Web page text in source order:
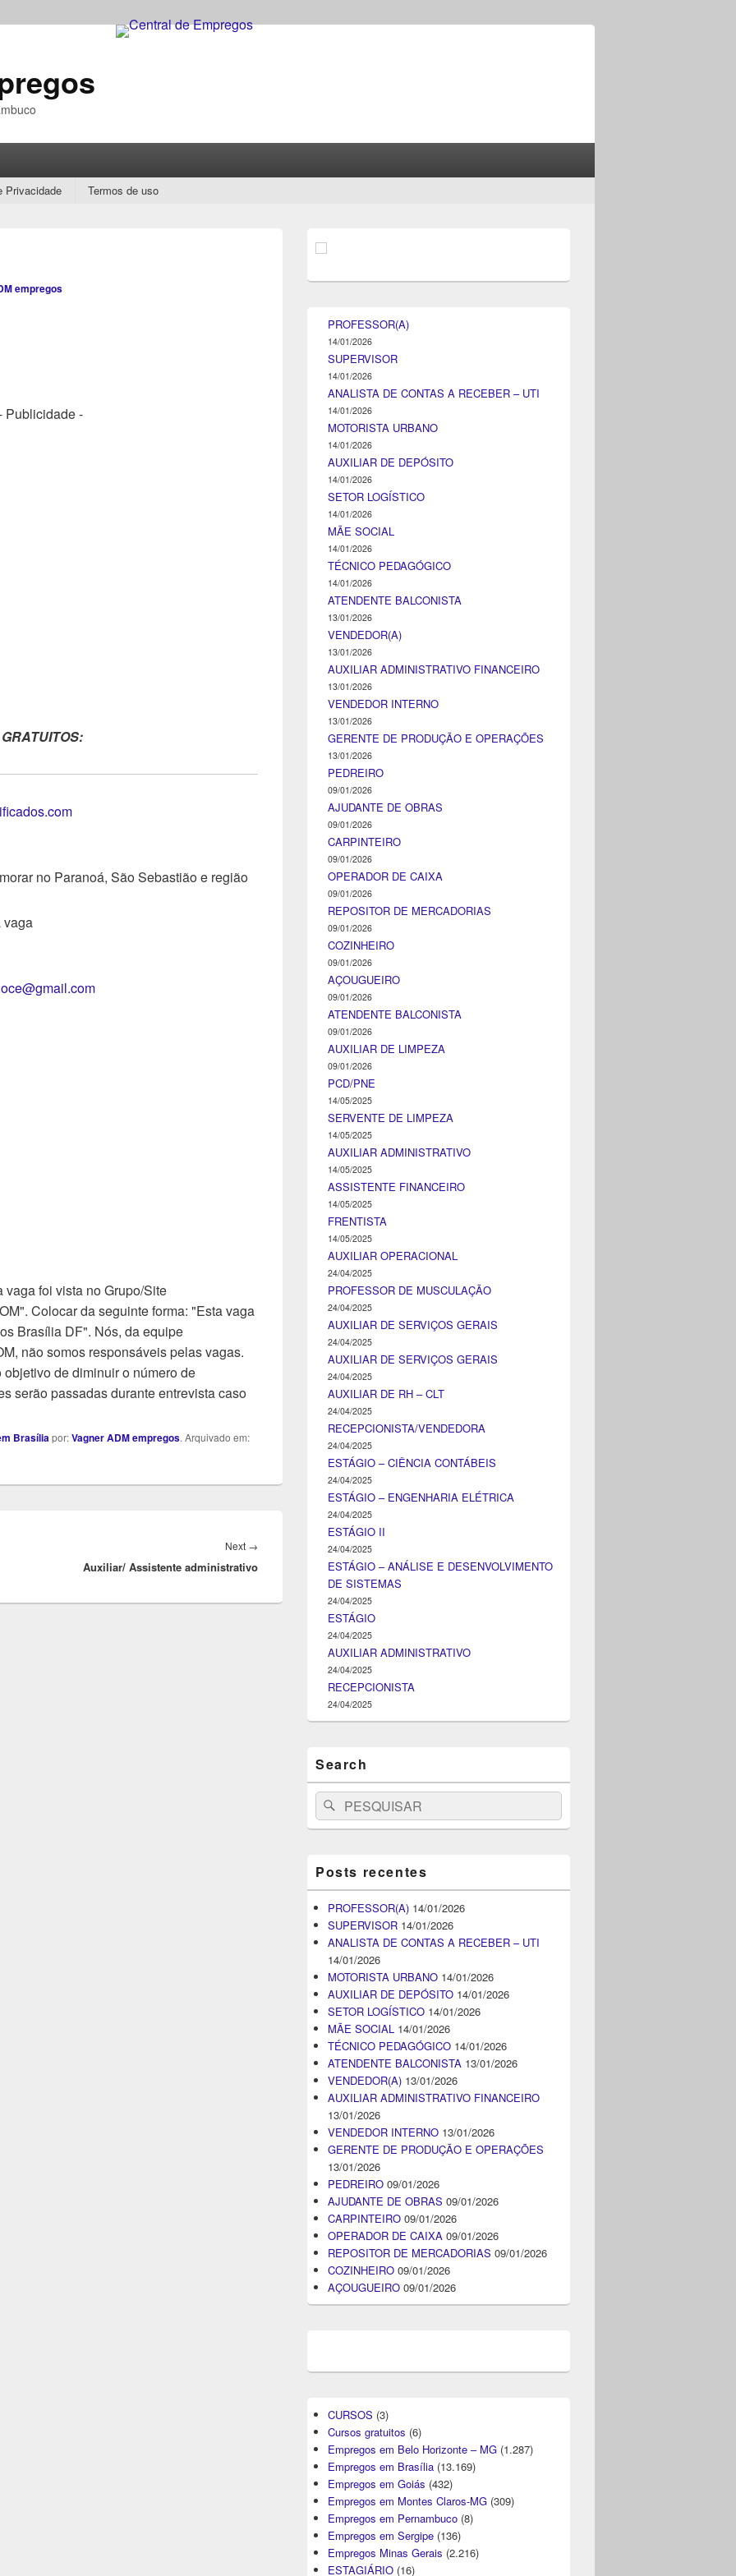
Privacidade Termos de uso
empregos
Publicidade -
no Paranoá, São Sebastião e região
vaga
vaga foi vista no Grupo/Site
Colocar da seguinte forma: "Esta vaga
Brasília DF". Nós, da equipe
não somos responsáveis pelas vagas.
de diminuir o número de
serão passadas durante entrevista caso
Brasíliapor:Vagner ADM empregos. Arquivado em:
Next →
post:
Auxiliar/ Assistente administrativo
da
lateral
PROFESSOR(A)
14/01/2026
SUPERVISOR
14/01/2026
ANALISTA DE CONTAS A RECEBER – UTI
14/01/2026
MOTORISTA URBANO
14/01/2026
AUXILIAR DE DEPÓSITO
14/01/2026
SETOR LOGÍSTICO
14/01/2026
MÃE SOCIAL
14/01/2026
TÉCNICO PEDAGÓGICO
14/01/2026
ATENDENTE BALCONISTA
13/01/2026
VENDEDOR(A)
13/01/2026
AUXILIAR ADMINISTRATIVO FINANCEIRO
13/01/2026
VENDEDOR INTERNO
13/01/2026
GERENTE DE PRODUÇÃO E OPERAÇÕES
13/01/2026
PEDREIRO
09/01/2026
AJUDANTE DE OBRAS
09/01/2026
CARPINTEIRO
09/01/2026
OPERADOR DE CAIXA
09/01/2026
REPOSITOR DE MERCADORIAS
09/01/2026
COZINHEIRO
09/01/2026
AÇOUGUEIRO
09/01/2026
ATENDENTE BALCONISTA
09/01/2026
AUXILIAR DE LIMPEZA
09/01/2026
PCD/PNE
14/05/2025
SERVENTE DE LIMPEZA
14/05/2025
AUXILIAR ADMINISTRATIVO
14/05/2025
ASSISTENTE FINANCEIRO
14/05/2025
FRENTISTA
14/05/2025
AUXILIAR OPERACIONAL
24/04/2025
PROFESSOR DE MUSCULAÇÃO
24/04/2025
AUXILIAR DE SERVIÇOS GERAIS
24/04/2025
AUXILIAR DE SERVIÇOS GERAIS
24/04/2025
AUXILIAR DE RH – CLT
24/04/2025
RECEPCIONISTA/VENDEDORA
24/04/2025
ESTÁGIO – CIÊNCIA CONTÁBEIS
24/04/2025
ESTÁGIO – ENGENHARIA ELÉTRICA
24/04/2025
ESTÁGIO II
24/04/2025
ESTÁGIO – ANÁLISE E DESENVOLVIMENTO
DE SISTEMAS
24/04/2025
ESTÁGIO
24/04/2025
AUXILIAR ADMINISTRATIVO
24/04/2025
RECEPCIONISTA
24/04/2025
Search
Search
for:
Pesquisar
Posts recentes
PROFESSOR(A) 14/01/2026
SUPERVISOR 14/01/2026
ANALISTA DE CONTAS A RECEBER – UTI
14/01/2026
MOTORISTA URBANO 14/01/2026
AUXILIAR DE DEPÓSITO 14/01/2026
SETOR LOGÍSTICO 14/01/2026
MÃE SOCIAL 14/01/2026
TÉCNICO PEDAGÓGICO 14/01/2026
ATENDENTE BALCONISTA 13/01/2026
VENDEDOR(A) 13/01/2026
AUXILIAR ADMINISTRATIVO FINANCEIRO
13/01/2026
VENDEDOR INTERNO 13/01/2026
GERENTE DE PRODUÇÃO E OPERAÇÕES
13/01/2026
PEDREIRO 09/01/2026
AJUDANTE DE OBRAS 09/01/2026
CARPINTEIRO 09/01/2026
OPERADOR DE CAIXA 09/01/2026
REPOSITOR DE MERCADORIAS 09/01/2026
COZINHEIRO 09/01/2026
AÇOUGUEIRO 09/01/2026
CURSOS (3)
Cursos gratuitos (6)
Empregos em Belo Horizonte – MG (1.287)
Empregos em Brasília (13.169)
Empregos em Goiás (432)
Empregos em Montes Claros-MG (309)
Empregos em Pernambuco (8)
Empregos em Sergipe (136)
Empregos Minas Gerais (2.216)
ESTAGIÁRIO (16)